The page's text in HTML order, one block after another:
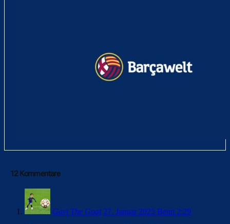
12 Kommentare
Gavi The Goat 27. Januar 2025 Beim 2:29